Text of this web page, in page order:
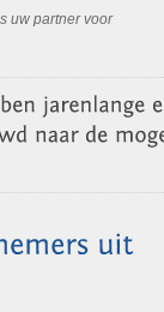
uw partner voor